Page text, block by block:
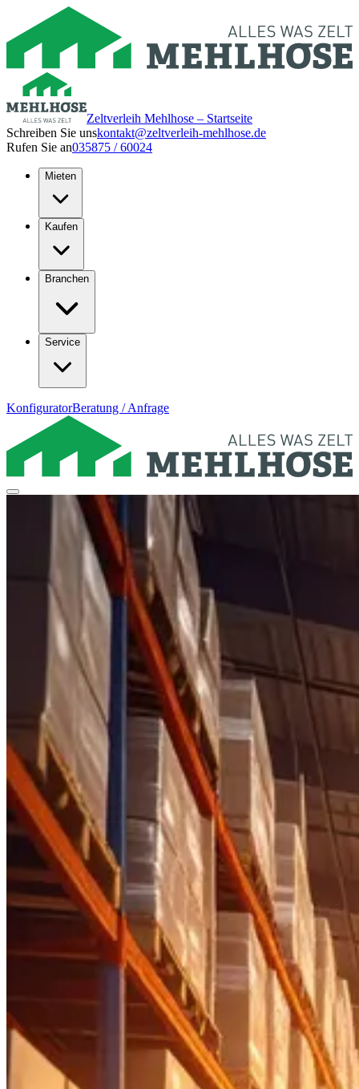
Zeltverleih Mehlhose – Startseite
Schreiben Sie unskontakt@zeltverleih-mehlhose.de
Rufen Sie an035875 / 60024
Mieten
Kaufen
Branchen
Service
KonfiguratorBeratung / Anfrage